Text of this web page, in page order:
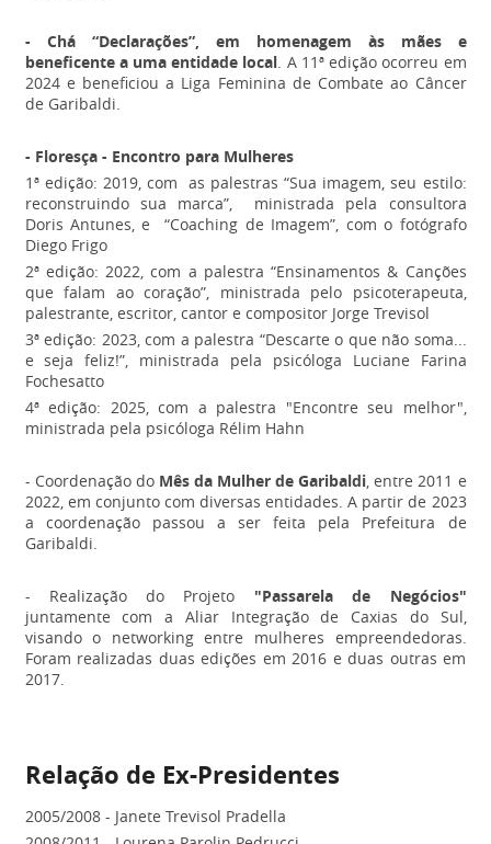
- Chá “Declarações”, em homenagem às mães e
beneficente a uma entidade local . A 11ª edição ocorreu em
2024 e beneficiou a Liga Feminina de Combate ao Câncer
de Garibaldi.
- Floresça - Encontro para Mulheres
1ª edição: 2019, com as palestras “Sua imagem, seu estilo:
reconstruindo sua marca”, ministrada pela consultora
Doris Antunes, e “Coaching de Imagem”, com o fotógrafo
Diego Frigo
2ª edição: 2022, com a palestra “Ensinamentos & Canções
que falam ao coração”, ministrada pelo psicoterapeuta,
palestrante, escritor, cantor e compositor Jorge Trevisol
3ª edição: 2023, com a palestra “Descarte o que não soma...
e seja feliz!”, ministrada pela psicóloga Luciane Farina
Fochesatto
4ª edição: 2025, com a palestra "Encontre seu melhor",
ministrada pela psicóloga Rélim Hahn
- Coordenação do Mês da Mulher de Garibaldi , entre 2011 e
2022, em conjunto com diversas entidades. A partir de 2023
a coordenação passou a ser feita pela Prefeitura de
Garibaldi.
- Realização do Projeto "Passarela de Negócios"
juntamente com a Aliar Integração de Caxias do Sul,
visando o networking entre mulheres empreendedoras.
Foram realizadas duas edições em 2016 e duas outras em
2017.
Relação de Ex-Presidentes
2005/2008 - Janete Trevisol Pradella